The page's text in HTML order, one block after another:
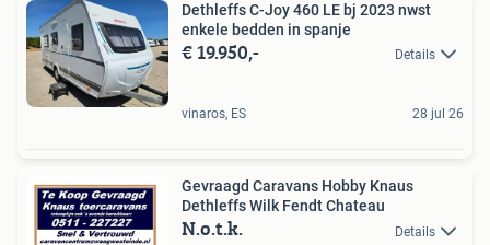
Dethleffs C-Joy 460 LE bj 2023 nwst
enkele bedden in spanje
€ 19.950,- Details
vinaros, ES 28 jul 26
Gevraagd Caravans Hobby Knaus
Dethleffs Wilk Fendt Chateau
N.o.t.k. Details